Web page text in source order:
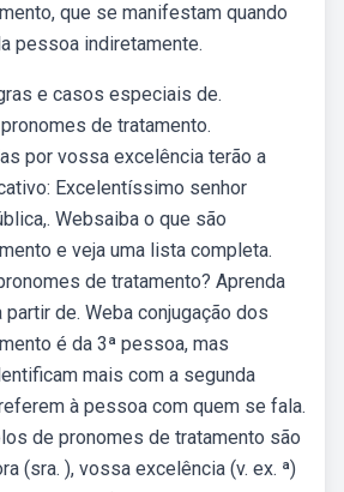
que se manifestam quando
pessoa indiretamente.
e casos especiais de.
de tratamento.
por vossa excelência terão a
Excelentíssimo senhor
Websaiba o que são
e veja uma lista completa.
de tratamento? Aprenda
de. Weba conjugação dos
é da 3ª pessoa, mas
mais com a segunda
à pessoa com quem se fala.
de pronomes de tratamento são
(sra. ), vossa excelência (v. ex. ª)